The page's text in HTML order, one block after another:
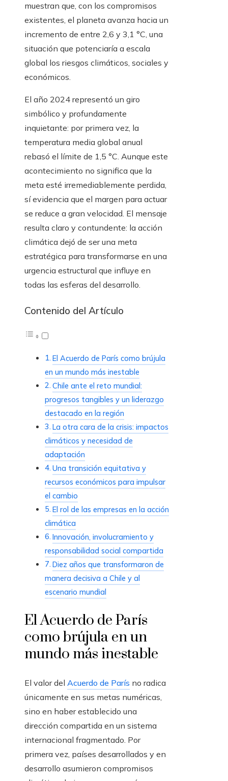
muestran que, con los compromisos
existentes, el planeta avanza hacia un
incremento de entre 2,6 y 3,1 °C, una
situación que potenciaría a escala
global los riesgos climáticos, sociales y
económicos.
El año 2024 representó un giro
simbólico y profundamente
inquietante: por primera vez, la
temperatura media global anual
rebasó el límite de 1,5 °C. Aunque este
acontecimiento no significa que la
meta esté irremediablemente perdida,
sí evidencia que el margen para actuar
se reduce a gran velocidad. El mensaje
resulta claro y contundente: la acción
climática dejó de ser una meta
estratégica para transformarse en una
urgencia estructural que influye en
todas las esferas del desarrollo.
Contenido del Artículo
El Acuerdo de París como brújula
en un mundo más inestable
Chile ante el reto mundial:
progresos tangibles y un liderazgo
destacado en la región
La otra cara de la crisis: impactos
climáticos y necesidad de
adaptación
Una transición equitativa y
recursos económicos para impulsar
el cambio
El rol de las empresas en la acción
climática
Innovación, involucramiento y
responsabilidad social compartida
Diez años que transformaron de
manera decisiva a Chile y al
escenario mundial
El Acuerdo de París
como brújula en un
mundo más inestable
El valor del Acuerdo de París no radica
únicamente en sus metas numéricas,
sino en haber establecido una
dirección compartida en un sistema
internacional fragmentado. Por
primera vez, países desarrollados y en
desarrollo asumieron compromisos